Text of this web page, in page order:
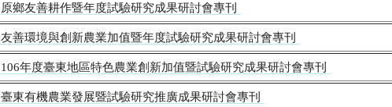
原鄉友善耕作暨年度試驗研究成果研討會專刊
友善環境與創新農業加值暨年度試驗研究成果研討會專刊
106年度臺東地區特色農業創新加值暨試驗研究成果研討會專刊
臺東有機農業發展暨試驗研究推廣成果研討會專刊